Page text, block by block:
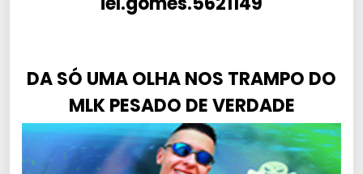
DA SÓ UMA OLHA NOS TRAMPO DO
MLK PESADO DE VERDADE